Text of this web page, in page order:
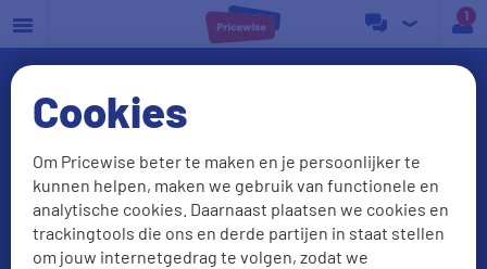
Cookies
Om Pricewise beter te maken en je persoonlijker te
kunnen helpen, maken we gebruik van functionele en
analytische cookies. Daarnaast plaatsen we cookies en
trackingtools die ons en derde partijen in staat stellen
om jouw internetgedrag te volgen, zodat we
a
Energie vergelijken?
Check onze beste deals